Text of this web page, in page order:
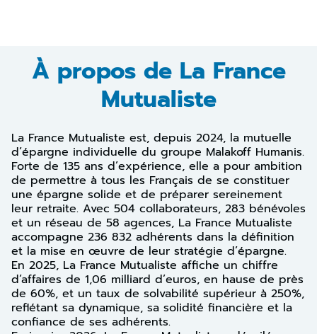
À propos de La France
Mutualiste
La France Mutualiste est, depuis 2024, la mutuelle
d’épargne individuelle du groupe Malakoff Humanis.
Forte de 135 ans d’expérience, elle a pour ambition
de permettre à tous les Français de se constituer
une épargne solide et de préparer sereinement
leur retraite. Avec 504 collaborateurs, 283 bénévoles
et un réseau de 58 agences, La France Mutualiste
accompagne 236 832 adhérents dans la définition
et la mise en œuvre de leur stratégie d’épargne.
En 2025, La France Mutualiste affiche un chiffre
d’affaires de 1,06 milliard d’euros, en hause de près
de 60%, et un taux de solvabilité supérieur à 250%,
reflétant sa dynamique, sa solidité financière et la
confiance de ses adhérents.